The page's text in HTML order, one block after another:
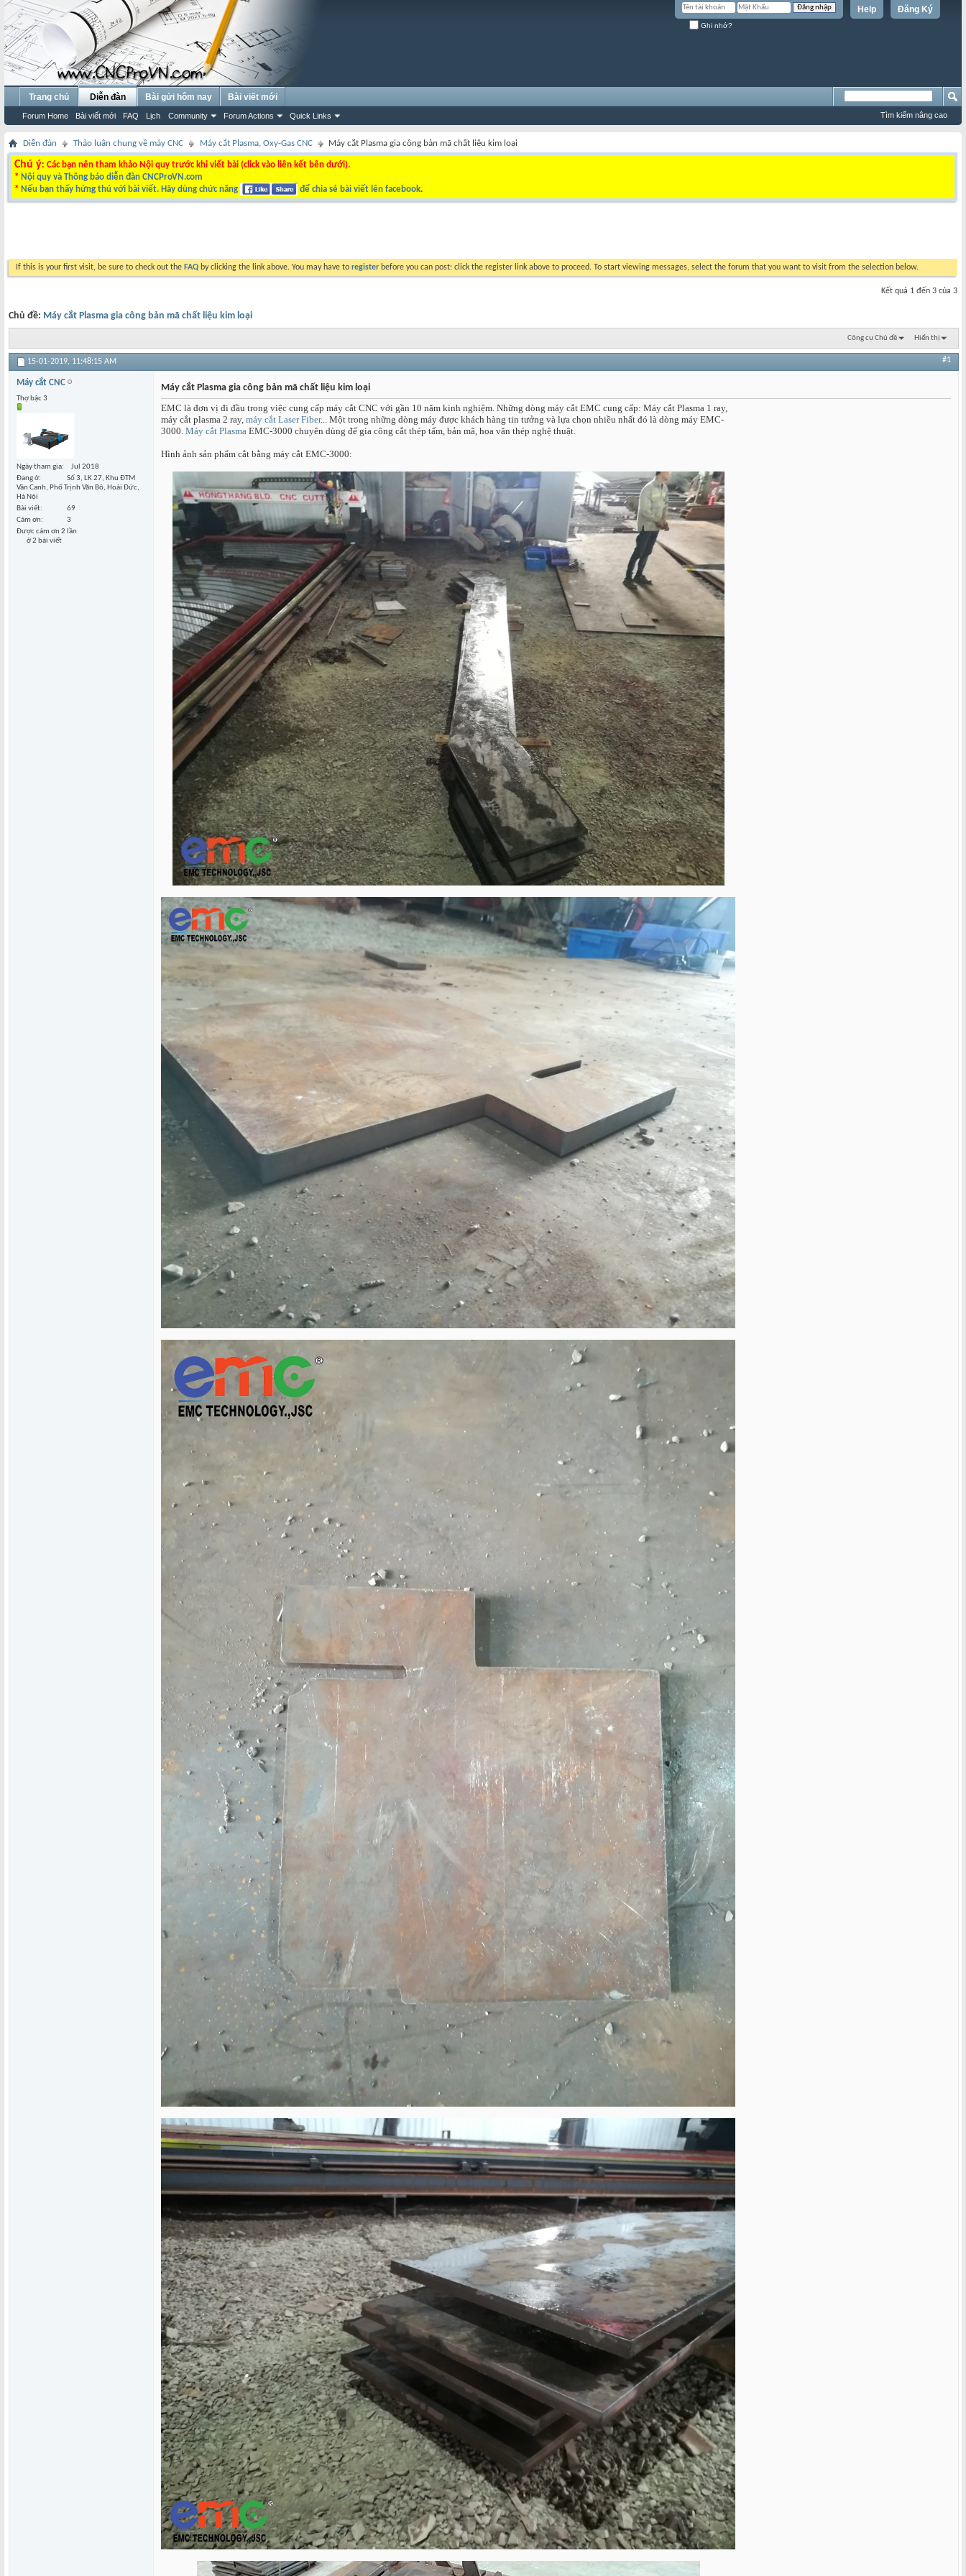
Đăng Ký
Help
Ghi nhớ?
Trang chủ Diễn đàn
Forum Home Bài viết mới FAQ Lịch Community Forum Actions Quick Links
Bài gửi hôm nay Bài viết mới
Tìm kiếm nâng cao
Diễn đàn Thảo luận chung về máy CNC Máy cắt Plasma, Oxy-Gas CNC Máy cắt Plasma gia công bản mã chất liệu kim loại
Chú ý: Các bạn nên tham khảo Nội quy trước khi viết bài (click vào liên kết bên dưới).
* Nội quy và Thông báo diễn đàn CNCProVN.com
* Nếu bạn thấy hứng thú với bài viết. Hãy dùng chức năng để chia sẻ bài viết lên facebook.
If this is your first visit, be sure to check out the FAQ by clicking the link above. You may have to register before you can post: click the register link above to proceed. To start viewing messages, select the forum that you want to visit from the selection below.
Kết quả 1 đến 3 của 3
Chủ đề: Máy cắt Plasma gia công bản mã chất liệu kim loại
Công cụ Chủ đề Hiển thị
15-01-2019, 11:48:15 AM #1
Máy cắt CNC
Thợ bậc 3
Ngày tham gia
Jul 2018
Đang ở
Số 3, LK 27, Khu ĐTM
Vân Canh, Phố Trịnh Văn Bô, Hoài Đức,
Hà Nội
Bài viết
69
Cám ơn
3
Được cám ơn 2 lần
ở 2 bài viết
Máy cắt Plasma gia công bản mã chất liệu kim loại
EMC là đơn vị đi đầu trong việc cung cấp máy cắt CNC với gần 10 năm kinh nghiệm. Những dòng máy cắt EMC cung cấp: Máy cắt Plasma 1 ray,
máy cắt plasma 2 ray, máy cắt Laser Fiber... Một trong những dòng máy được khách hàng tin tưởng và lựa chọn nhiều nhất đó là dòng máy EMC-
3000. Máy cắt Plasma EMC-3000 chuyên dùng để gia công cắt thép tấm, bản mã, hoa văn thép nghệ thuật.
Hình ảnh sản phẩm cắt bằng máy cắt EMC-3000: